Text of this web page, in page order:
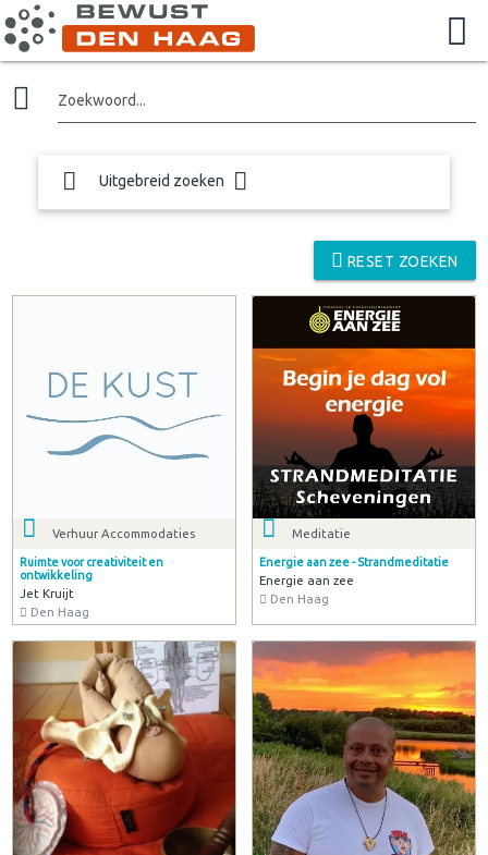
Zoekwoord...
Uitgebreid zoeken
RESET ZOEKEN
Verhuur Accommodaties
Ruimte voor creativiteit en
ontwikkeling
Jet Kruijt
Den Haag
Meditatie
Energie aan zee - Strandmeditatie
Energie aan zee
Den Haag